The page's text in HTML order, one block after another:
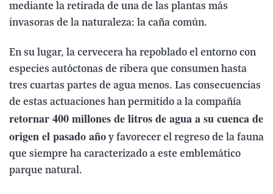
mediante la retirada de una de las plantas más
invasoras de la naturaleza: la caña común.
En su lugar, la cervecera ha repoblado el entorno con
especies autóctonas de ribera que consumen hasta
tres cuartas partes de agua menos. Las consecuencias
de estas actuaciones han permitido a la compañía
retornar 400 millones de litros de agua a su cuenca de
origen el pasado año y favorecer el regreso de la fauna
que siempre ha caracterizado a este emblemático
parque natural.